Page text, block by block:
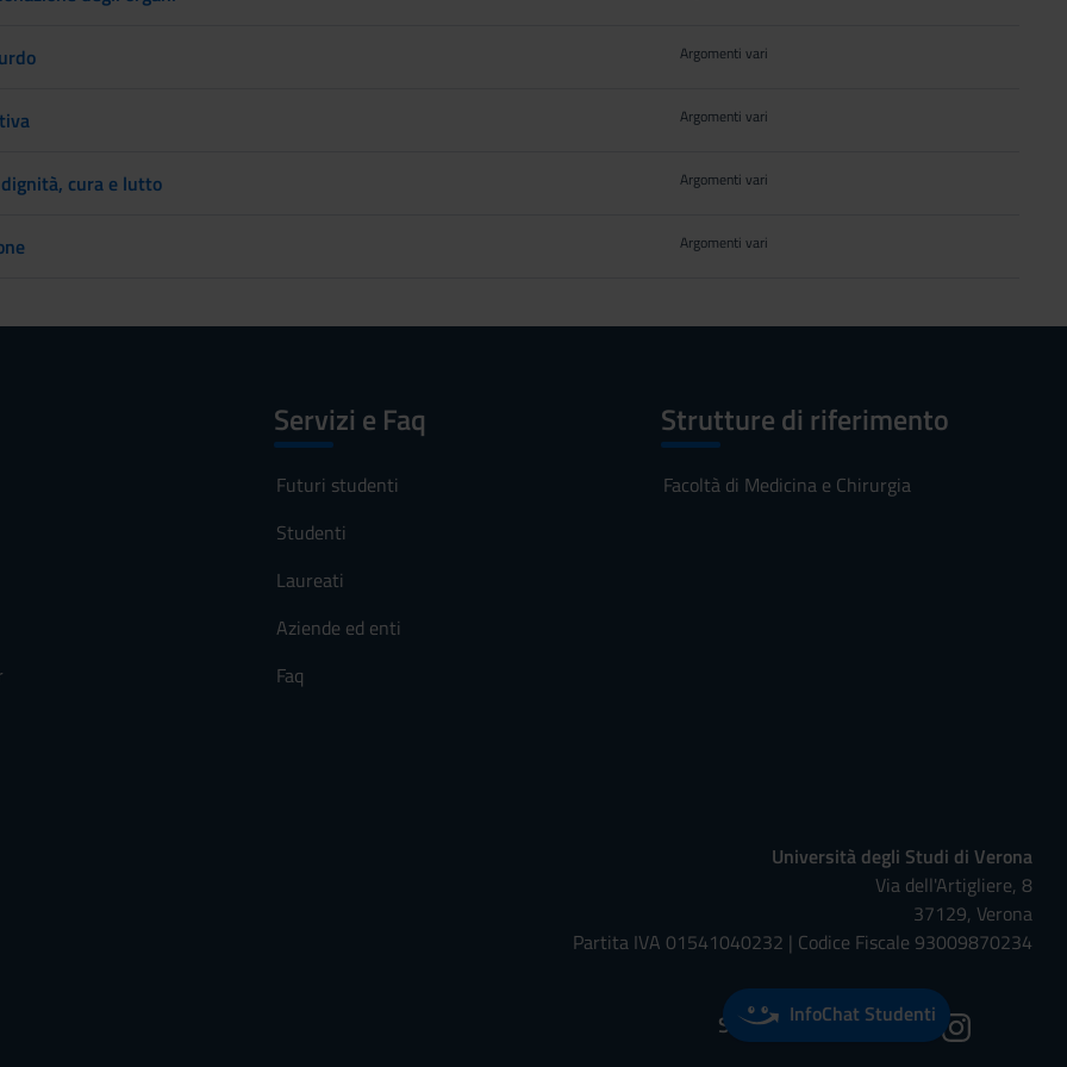
Argomenti vari
Argomenti vari
cura e lutto Argomenti vari
Argomenti vari
Servizi e Faq
Futuri studenti
Studenti
Laureati
Aziende ed enti
Faq
Strutture di riferimento
Facoltà di Medicina e Chirurgia
Università degli Studi di Verona
Via dell'Artigliere, 8
37129, Verona
Partita IVA 01541040232 | Codice Fiscale 93009870234
Seguici su:InfoChat Studenti